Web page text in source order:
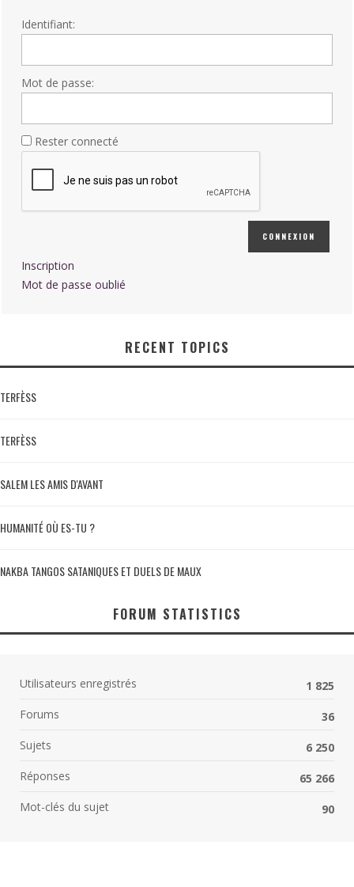
Identifiant:
Mot de passe:
Rester connecté
CONNEXION
Inscription
Mot de passe oublié
RECENT TOPICS
TERFÈSS
TERFÈSS
SALEM LES AMIS D'AVANT
HUMANITÉ OÙ ES-TU ?
NAKBA TANGOS SATANIQUES ET DUELS DE MAUX
FORUM STATISTICS
Utilisateurs enregistrés
1 825
Forums
36
Sujets
6 250
Réponses
65 266
Mot-clés du sujet
90